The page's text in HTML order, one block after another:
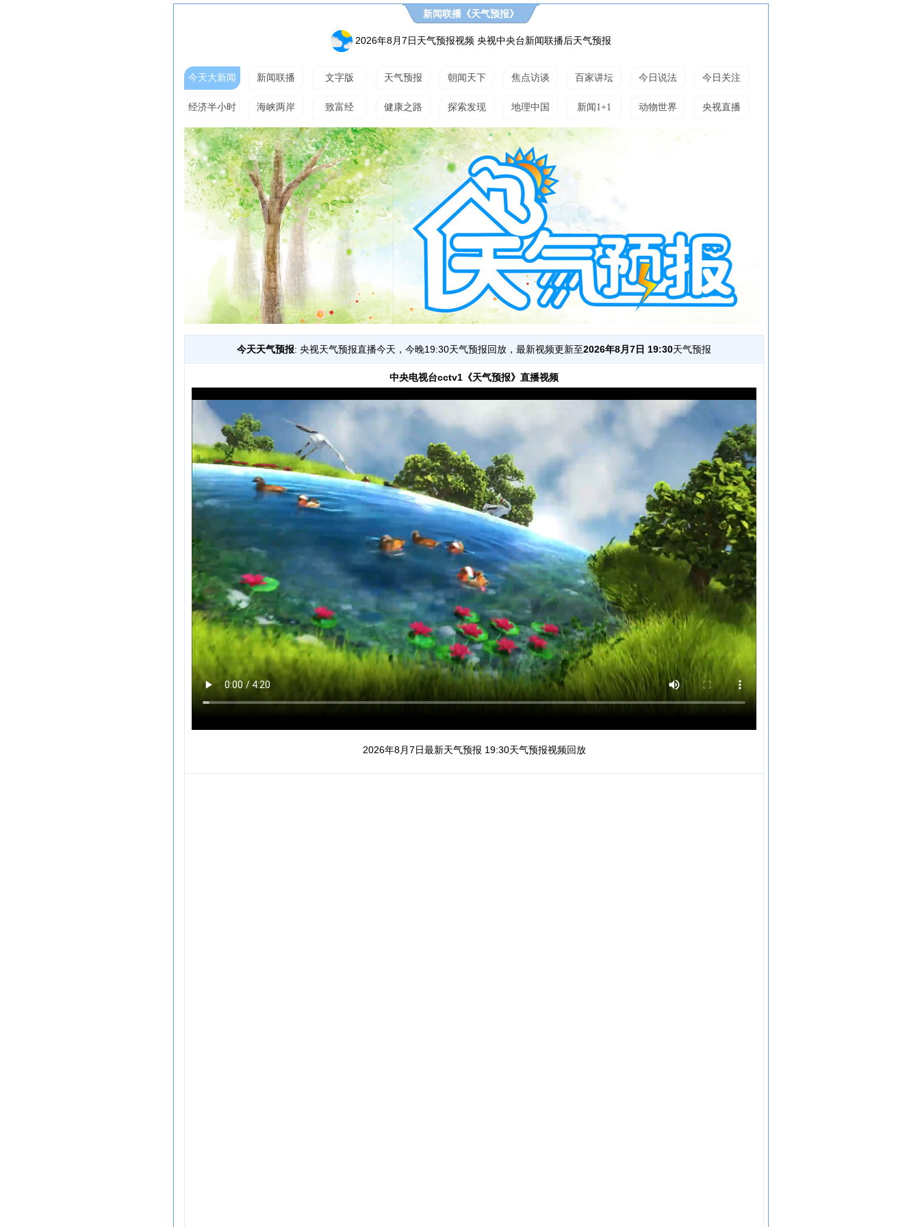
新闻联播《天气预报》
2026年8月7日天气预报视频 央视中央台新闻联播后天气预报
今天大新闻 新闻联播 文字版 天气预报 朝闻天下 焦点访谈 百家讲坛 今日说法 今日关注
经济半小时 海峡两岸 致富经 健康之路 探索发现 地理中国 新闻1+1 动物世界 央视直播
今天天气预报: 央视天气预报直播今天，今晚19:30天气预报回放，最新视频更新至2026年8月7日 19:30天气预报
中央电视台cctv1《天气预报》直播视频
2026年8月7日最新天气预报 19:30天气预报视频回放